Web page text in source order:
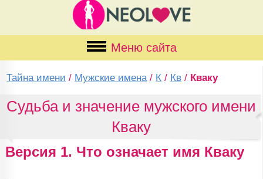
Меню сайта
Тайна имени / Мужские имена / К / Кв / Кваку
Судьба и значение мужского имени
Кваку
Версия 1. Что означает имя Кваку